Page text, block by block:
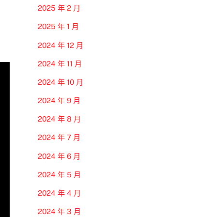
2025 年 2 月
2025 年 1 月
2024 年 12 月
2024 年 11 月
2024 年 10 月
2024 年 9 月
2024 年 8 月
2024 年 7 月
2024 年 6 月
2024 年 5 月
2024 年 4 月
2024 年 3 月